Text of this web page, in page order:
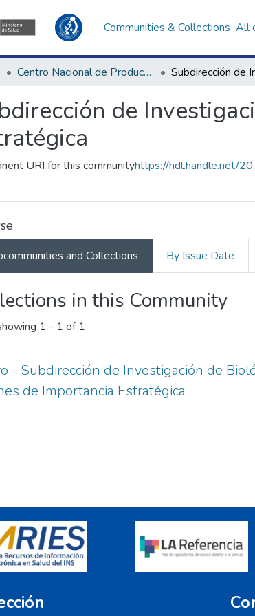
Communities & Collections All
Centro Nacional de Producción y Bienes Estratégicos de Salud Pública
de
URI for this communityhttps://hdl.handle.net/
and Collections By Issue Date
in this Community
1 - 1 of 1
- Subdirección de Investigación de
de Importancia Estratégica